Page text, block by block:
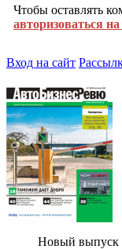
Чтобы оставлять
авторизоваться на
Вход на сайт
Новый выпуск